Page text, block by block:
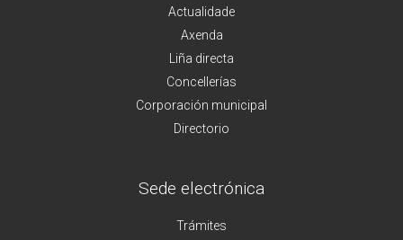
Actualidade
Axenda
Liña directa
Concellerías
Corporación municipal
Directorio
Sede electrónica
Trámites